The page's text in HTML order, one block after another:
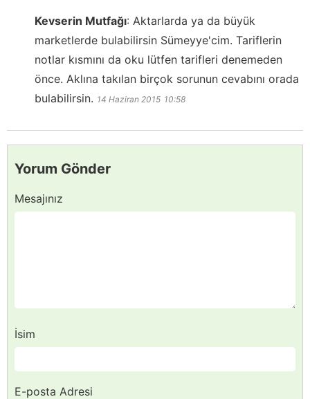
Kevserin Mutfağı: Aktarlarda ya da büyük
marketlerde bulabilirsin Sümeyye'cim. Tariflerin
notlar kısmını da oku lütfen tarifleri denemeden
önce. Aklına takılan birçok sorunun cevabını orada
bulabilirsin. 14 Haziran 2015 10:58
Yorum Gönder
Mesajınız
İsim
E-posta Adresi